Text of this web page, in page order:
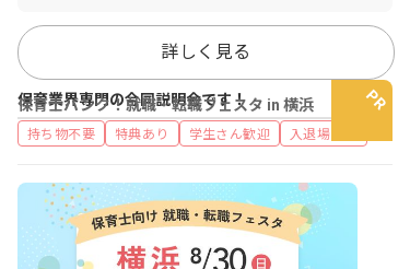
詳しく見る
保育士バンク！就職・転職フェスタ in 横浜
保育業界専門の合同説明会です！
持ち物不要 特典あり 学生さん歓迎 入退場自由